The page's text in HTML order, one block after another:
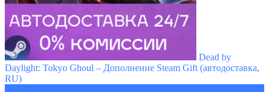
Dead by
Daylight: Tokyo Ghoul – Дополнение Steam Gift (автодоставка,
RU)